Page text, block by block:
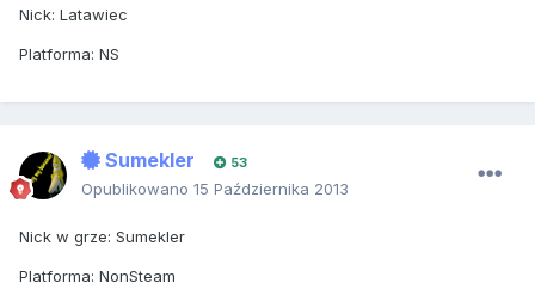
Nick: Latawiec
Platforma: NS
Sumekler 53
Opublikowano 15 Października 2013
Nick w grze: Sumekler
Platforma: NonSteam